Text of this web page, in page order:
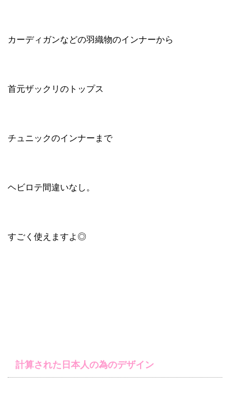
カーディガンなどの羽織物のインナーから
首元ザックリのトップス
チュニックのインナーまで
ヘビロテ間違いなし。
すごく使えますよ◎
計算された日本人の為のデザイン